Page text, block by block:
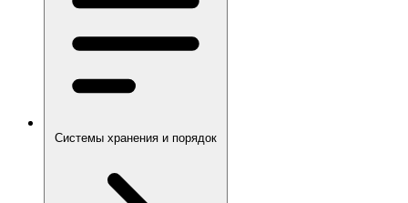
Системы хранения и порядок